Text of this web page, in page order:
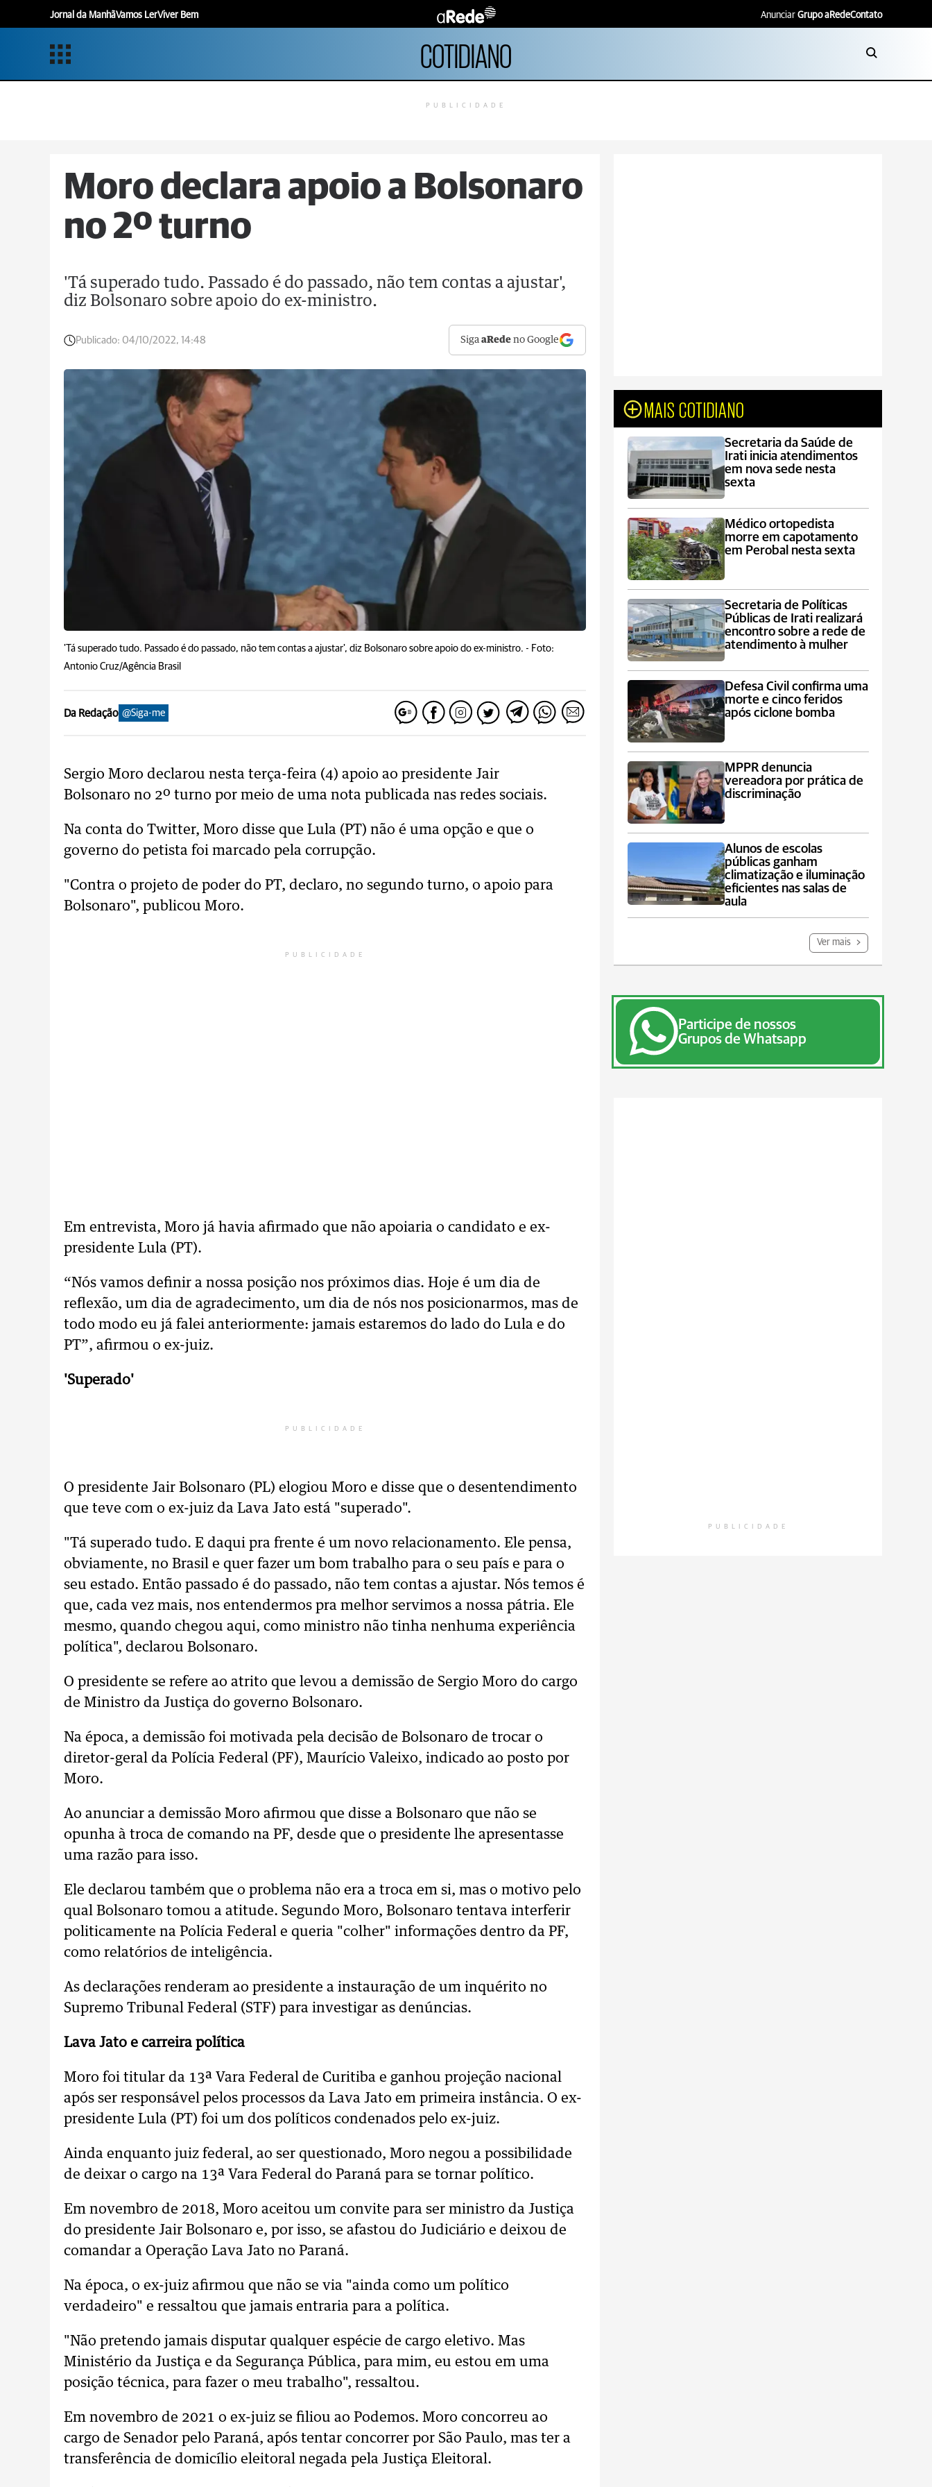
Jornal da ManhãVamos LerViver Bem Anunciar Grupo aRedeContato
COTIDIANO
PUBLICIDADE
Moro declara apoio a Bolsonaro
no 2º turno
'Tá superado tudo. Passado é do passado, não tem contas a ajustar',
diz Bolsonaro sobre apoio do ex-ministro.
Publicado: 04/10/2022, 14:48 SigaaRede no Google
'Tá superado tudo. Passado é do passado, não tem contas a ajustar', diz Bolsonaro sobre apoio do ex-ministro. - Foto:
Antonio Cruz/Agência Brasil
Da Redação @Siga-me
Sergio Moro declarou nesta terça-feira (4) apoio ao presidente Jair
Bolsonaro no 2º turno por meio de uma nota publicada nas redes sociais.
Na conta do Twitter, Moro disse que Lula (PT) não é uma opção e que o
governo do petista foi marcado pela corrupção.
"Contra o projeto de poder do PT, declaro, no segundo turno, o apoio para
Bolsonaro", publicou Moro.
PUBLICIDADE
Em entrevista, Moro já havia afirmado que não apoiaria o candidato e ex-
presidente Lula (PT).
“Nós vamos definir a nossa posição nos próximos dias. Hoje é um dia de
reflexão, um dia de agradecimento, um dia de nós nos posicionarmos, mas de
todo modo eu já falei anteriormente: jamais estaremos do lado do Lula e do
PT”, afirmou o ex-juiz.
'Superado'
PUBLICIDADE
O presidente Jair Bolsonaro (PL) elogiou Moro e disse que o desentendimento
que teve com o ex-juiz da Lava Jato está "superado".
"Tá superado tudo. E daqui pra frente é um novo relacionamento. Ele pensa,
obviamente, no Brasil e quer fazer um bom trabalho para o seu país e para o
seu estado. Então passado é do passado, não tem contas a ajustar. Nós temos é
que, cada vez mais, nos entendermos pra melhor servimos a nossa pátria. Ele
mesmo, quando chegou aqui, como ministro não tinha nenhuma experiência
política", declarou Bolsonaro.
O presidente se refere ao atrito que levou a demissão de Sergio Moro do cargo
de Ministro da Justiça do governo Bolsonaro.
Na época, a demissão foi motivada pela decisão de Bolsonaro de trocar o
diretor-geral da Polícia Federal (PF), Maurício Valeixo, indicado ao posto por
Moro.
Ao anunciar a demissão Moro afirmou que disse a Bolsonaro que não se
opunha à troca de comando na PF, desde que o presidente lhe apresentasse
uma razão para isso.
Ele declarou também que o problema não era a troca em si, mas o motivo pelo
qual Bolsonaro tomou a atitude. Segundo Moro, Bolsonaro tentava interferir
politicamente na Polícia Federal e queria "colher" informações dentro da PF,
como relatórios de inteligência.
As declarações renderam ao presidente a instauração de um inquérito no
Supremo Tribunal Federal (STF) para investigar as denúncias.
Lava Jato e carreira política
Moro foi titular da 13ª Vara Federal de Curitiba e ganhou projeção nacional
após ser responsável pelos processos da Lava Jato em primeira instância. O ex-
presidente Lula (PT) foi um dos políticos condenados pelo ex-juiz.
Ainda enquanto juiz federal, ao ser questionado, Moro negou a possibilidade
de deixar o cargo na 13ª Vara Federal do Paraná para se tornar político.
Em novembro de 2018, Moro aceitou um convite para ser ministro da Justiça
do presidente Jair Bolsonaro e, por isso, se afastou do Judiciário e deixou de
comandar a Operação Lava Jato no Paraná.
Na época, o ex-juiz afirmou que não se via "ainda como um político
verdadeiro" e ressaltou que jamais entraria para a política.
"Não pretendo jamais disputar qualquer espécie de cargo eletivo. Mas
Ministério da Justiça e da Segurança Pública, para mim, eu estou em uma
posição técnica, para fazer o meu trabalho", ressaltou.
Em novembro de 2021 o ex-juiz se filiou ao Podemos. Moro concorreu ao
cargo de Senador pelo Paraná, após tentar concorrer por São Paulo, mas ter a
transferência de domicílio eleitoral negada pela Justiça Eleitoral.
MAIS COTIDIANO
Secretaria da Saúde de
Irati inicia atendimentos
em nova sede nesta
sexta
Médico ortopedista
morre em capotamento
em Perobal nesta sexta
Secretaria de Políticas
Públicas de Irati realizará
encontro sobre a rede de
atendimento à mulher
Defesa Civil confirma uma
morte e cinco feridos
após ciclone bomba
MPPR denuncia
vereadora por prática de
discriminação
Alunos de escolas
públicas ganham
climatização e iluminação
eficientes nas salas de
aula
Ver mais
Participe de nossos
Grupos de Whatsapp
PUBLICIDADE